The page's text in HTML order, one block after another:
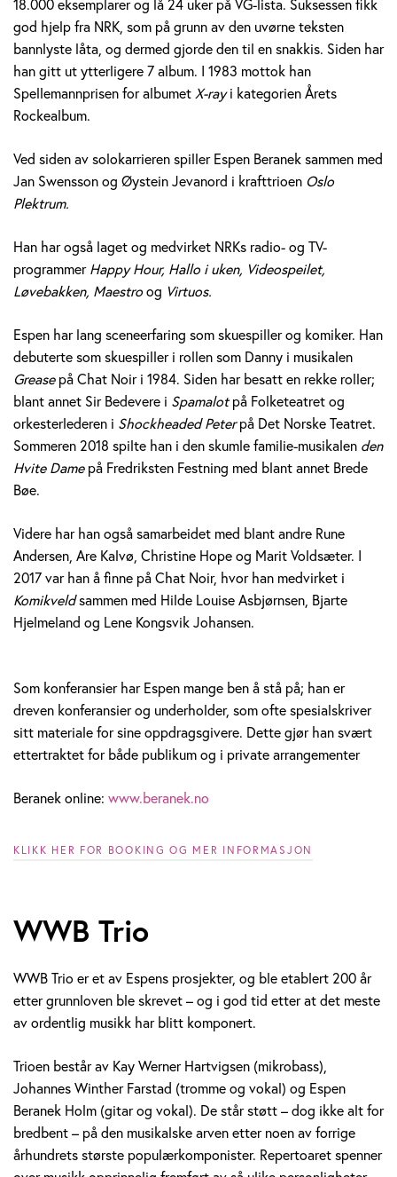
r
a
n
e
k
H
o
l
m
18.000 eksemplarer og lå 24 uker på VG-lista. Suksessen fikk
god hjelp fra NRK, som på grunn av den uvørne teksten
bannlyste låta, og dermed gjorde den til en snakkis. Siden har
han gitt ut ytterligere 7 album. I 1983 mottok han
Spellemannprisen for albumetX-rayi kategorien Årets
Rockealbum.
Ved siden av solokarrieren spiller Espen Beranek sammen med
Jan Swensson og Øystein Jevanord i krafttrioen Oslo
Plektrum.
Han har også laget og medvirket NRKs radio- og TV-
programmerHappy Hour, Hallo i uken, Videospeilet,
Løvebakken, Maestroog Virtuos.
Espen har lang sceneerfaring som skuespiller og komiker. Han
debuterte som skuespiller i rollen som Danny i musikalen
Greasepå Chat Noir i 1984. Siden har besatt en rekke roller;
blant annet Sir Bedevere i Spamalotpå Folketeatret og
orkesterlederen i Shockheaded Peterpå Det Norske Teatret.
Sommeren 2018 spilte han i den skumle familie-musikalen den
Hvite Damepå Fredriksten Festning med blant annet Brede
Bøe.
Videre har han også samarbeidet med blant andre Rune
Andersen, Are Kalvø, Christine Hope og Marit Voldsæter. I
2017 var han å finne på Chat Noir, hvor han medvirket i
Komikveldsammen med Hilde Louise Asbjørnsen, Bjarte
Hjelmeland og Lene Kongsvik Johansen.
Som konferansier har Espen mange ben å stå på; han er
dreven konferansier og underholder, som ofte spesialskriver
sitt materiale for sine oppdragsgivere. Dette gjør han svært
ettertraktet for både publikum og i private arrangementer
Beranek online: www.beranek.no
KLIKK HER FOR BOOKING OG MER INFORMASJON
WWB Trio
WWB Trio er et av Espens prosjekter, og ble etablert 200 år
etter grunnloven ble skrevet – og i god tid etter at det meste
av ordentlig musikk har blitt komponert.
Trioen består av Kay Werner Hartvigsen (mikrobass),
Johannes Winther Farstad (tromme og vokal) og Espen
Beranek Holm (gitar og vokal). De står støtt – dog ikke alt for
bredbent – på den musikalske arven etter noen av forrige
århundrets største populærkomponister. Repertoaret spenner